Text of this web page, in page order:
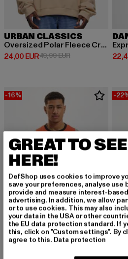
URBAN CLASSICS
Oversized Polar Fleece Crew
24,00 EUR
Derzeitiger Preis: 24,00 EUR
49,99 EURAktionspreis: 49,99
-16%
ECKO UNLTD.
Cuttings
-
GREAT TO
HERE!
DefShop uses cookies to improve
save your preferences, analyse use
provide and measure interest-
advertising. In addition, we allow
or to use cookies. This may also
your data in the USA or other
the EU data protection standard. If
this, click on "Custom settings". By
agree to this. Data protection